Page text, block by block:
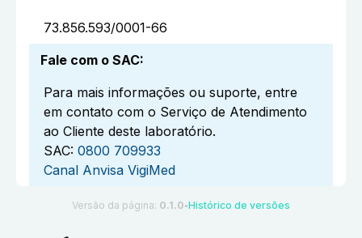
73.856.593/0001-66
Fale com o SAC:
Para mais informações ou suporte, entre
em contato com o Serviço de Atendimento
ao Cliente deste laboratório.
SAC: 0800 709933
Canal Anvisa VigiMed
Versão da página: 0.1.0 ●Histórico de versões